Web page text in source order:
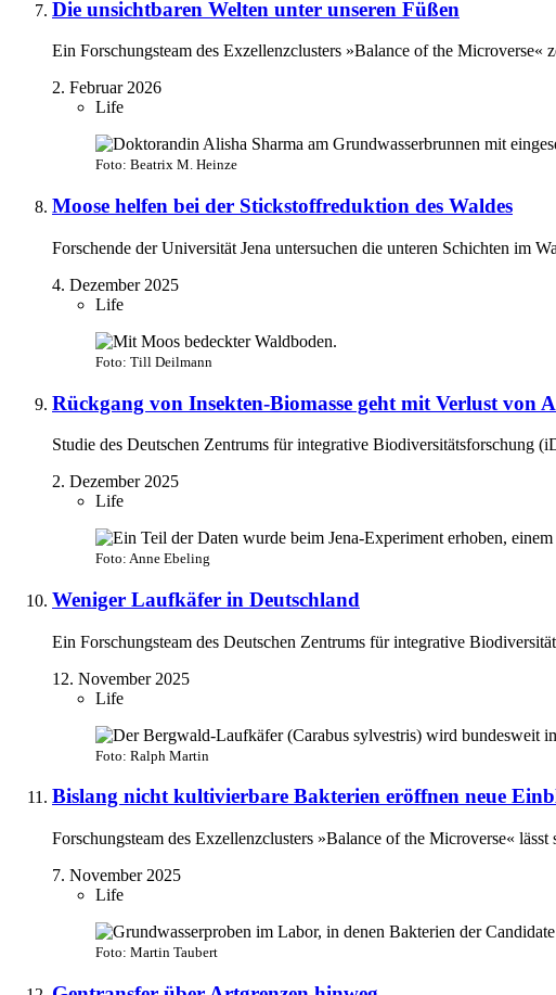
Die unsichtbaren Welten unter unseren Füßen
Ein Forschungsteam des Exzellenzclusters »Balance of the
2. Februar 2026
Life
Foto: Beatrix M. Heinze
Moose helfen bei der Stickstoffreduktion des Waldes
Forschende der Universität Jena untersuchen die unteren Schichten im
4. Dezember 2025
Life
Foto: Till Deilmann
Rückgang von Insekten-Biomasse geht mit Verlust von
Studie des Deutschen Zentrums für integrative Biodiversitätsforschung
2. Dezember 2025
Life
Foto: Anne Ebeling
Weniger Laufkäfer in Deutschland
Ein Forschungsteam des Deutschen Zentrums für integrative
12. November 2025
Life
Foto: Ralph Martin
Bislang nicht kultivierbare Bakterien eröffnen neue
Forschungsteam des Exzellenzclusters »Balance of the Microverse«
7. November 2025
Life
Foto: Martin Taubert